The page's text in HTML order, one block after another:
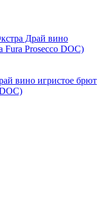
вино игристое брют